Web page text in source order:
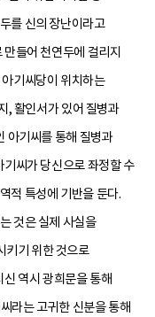
를 신의 장난이라고
들어 천연두에 걸리지
기씨당이 위치하는
, 활인서가 있어 질병과
아기씨를 통해 질병과
씨가 당신으로 좌정할 수
적 특성에 기반을 둔다.
것은 실제 사실을
키기 위한 것으로
역시 광희문을 통해
라는 고귀한 신분을 통해